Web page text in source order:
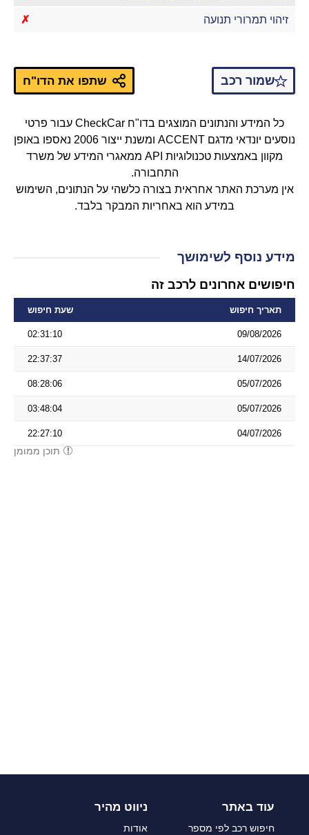
זיהוי תמרורי תנועה ✗
שמור רכב שתפו את הדו"ח
כל המידע והנתונים המוצגים בדו"ח CheckCar עבור פרטי
נוסעים יונדאי מדגם ACCENT ומשנת ייצור 2006 נאספו באופן
מקוון באמצעות טכנולוגיות API ממאגרי המידע של משרד
התחבורה.
אין מערכת האתר אחראית בצורה כלשהי על הנתונים, השימוש
במידע הוא באחריות המבקר בלבד.
מידע נוסף לשימושך
חיפושים אחרונים לרכב זה
תאריך חיפוש שעת חיפוש
09/08/2026
02:31:10
14/07/2026
22:37:37
05/07/2026
08:28:06
05/07/2026
03:48:04
04/07/2026
22:27:10
תוכן ממומן
עוד באתר
חיפוש רכב לפי מספר
ניווט מהיר
אודות